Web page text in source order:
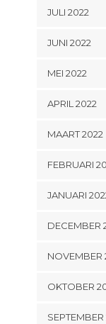
JULI 2022
JUNI 2022
MEI 2022
APRIL 2022
MAART 2022
FEBRUARI
JANUARI
DECEMBER
NOVEMBER
OKTOBER
SEPTEMBER